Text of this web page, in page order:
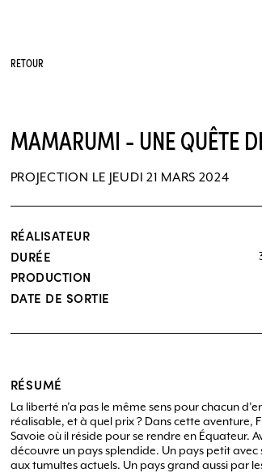
RETOUR
MAMARUMI - UNE QUÊTE
PROJECTION LE JEUDI 21 MARS 2024
RÉALISATEUR
DURÉE
PRODUCTION
DATE DE SORTIE
RÉSUMÉ
La liberté n’a pas le même sens pour chacun
réalisable, et à quel prix ? Dans cette aventure,
Savoie où il réside pour se rendre en Équateur.
découvre un pays splendide. Un pays petit avec
aux tumultes actuels. Un pays grand aussi par